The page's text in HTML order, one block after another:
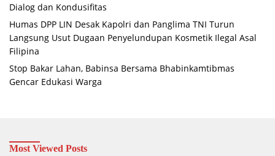
Dialog dan Kondusifitas
Humas DPP LIN Desak Kapolri dan Panglima TNI Turun
Langsung Usut Dugaan Penyelundupan Kosmetik Ilegal Asal
Filipina
Stop Bakar Lahan, Babinsa Bersama Bhabinkamtibmas
Gencar Edukasi Warga
Most Viewed Posts